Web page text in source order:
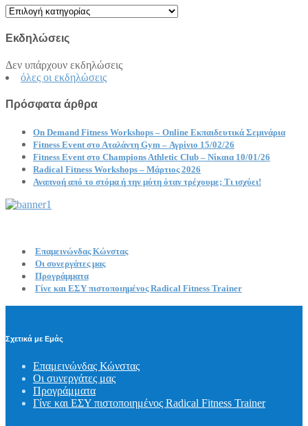
Kατηγορίες
Εκδηλώσεις
Δεν υπάρχουν εκδηλώσεις
όλες οι εκδηλώσεις
Πρόσφατα άρθρα
On Demand Fitness Workshops – Online Εκπαιδευτικά Σεμινάρια
Fitness Event στο Αταλάντη Gym – Αγρίνιο 15/02/26
Fitness Event στο Champions Athletic Club – Νίκαια 10/01/26
Radical Fitness Workshops – Μάρτιος 2026
Αναπνοή από το στόμα ή την μύτη όταν τρέχουμε; Τι ισχύει!
Επαμεινώνδας Κώνστας
Οι συνεργάτες μας
Προγράμματα
Γίνε και ΕΣΥ πιστοποιημένος Radical Fitness Trainer
Σχετικά με Εμάς
Επαμεινώνδας Κώνστας
Οι συνεργάτες μας
Προγράμματα
Γίνε και ΕΣΥ πιστοποιημένος Radical Fitness Trainer